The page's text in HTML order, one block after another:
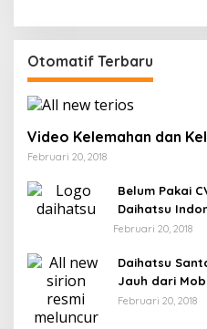
Otomatif Terbaru
Video Kelemahan dan
Februari 20, 2018
Belum Pakai
Daihatsu
Februari 20, 2018
Daihatsu
Jauh dari
Februari 20, 2018